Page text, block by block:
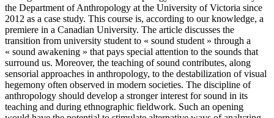
the Department of Anthropology at the University of Victoria since
2012 as a case study. This course is, according to our knowledge, a
premiere in a Canadian University. The article discusses the
transition from university student to « sound student » through a
« sound awakening » that pays special attention to the sounds that
surround us. Moreover, the teaching of sound contributes, along
sensorial approaches in anthropology, to the destabilization of visual
hegemony often observed in modern societies. The discipline of
anthropology should develop a stronger interest for sound in its
teaching and during ethnographic fieldwork. Such an opening